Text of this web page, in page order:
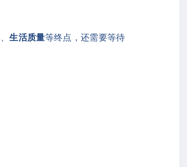
、生活质量等终点，还需要等待